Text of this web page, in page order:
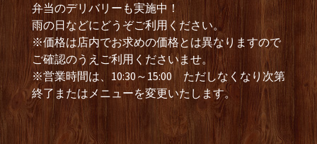
弁当のデリバリーも実施中！
雨の日などにどうぞご利用ください。
※価格は店内でお求めの価格とは異なりますので
ご確認のうえご利用くださいませ。
※営業時間は、10:30～15:00 ただしなくなり次第
終了またはメニューを変更いたします。